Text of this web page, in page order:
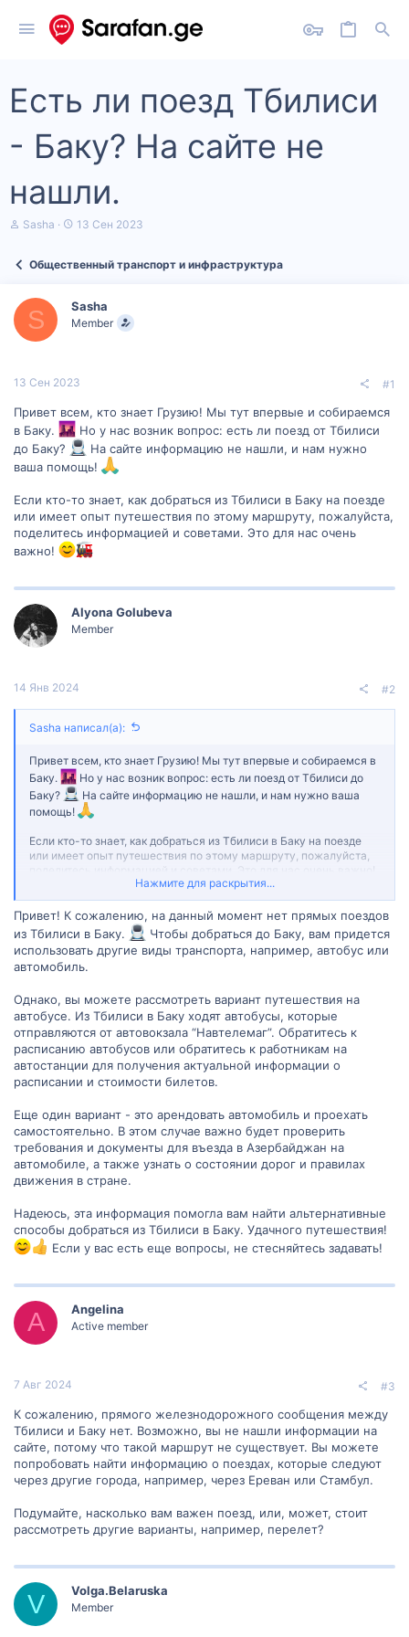
Есть ли поезд Тбилиси
- Баку? На сайте не
нашли.
А
т
м
ы
Sasha
Д
а
ч
а
13 Сен 2023
Общественный транспорт и инфраструктура
S Sasha
Member
13 Сен 2023 #1
Привет всем, кто знает Грузию! Мы тут впервые и собираемся
в Баку.
Но у нас возник вопрос: есть ли поезд от Тбилиси
до Баку?
На сайте информацию не нашли, и нам нужно
ваша помощь!
Если кто-то знает, как добраться из Тбилиси в Баку на поезде
или имеет опыт путешествия по этому маршруту, пожалуйста,
поделитесь информацией и советами. Это для нас очень
важно!
Alyona Golubeva
Member
14 Янв 2024 #2
Sasha написал(а):
Привет всем, кто знает Грузию! Мы тут впервые и собираемся в
Баку.
Но у нас возник вопрос: есть ли поезд от Тбилиси до
Баку?
На сайте информацию не нашли, и нам нужно ваша
помощь!
Если кто-то знает, как добраться из Тбилиси в Баку на поезде
или имеет опыт путешествия по этому маршруту, пожалуйста,
Нажмите для раскрытия...
Привет! К сожалению, на данный момент нет прямых поездов
из Тбилиси в Баку.
Чтобы добраться до Баку, вам придется
использовать другие виды транспорта, например, автобус или
автомобиль.
Однако, вы можете рассмотреть вариант путешествия на
автобусе. Из Тбилиси в Баку ходят автобусы, которые
отправляются от автовокзала “Навтелемаг”. Обратитесь к
расписанию автобусов или обратитесь к работникам на
автостанции для получения актуальной информации о
расписании и стоимости билетов.
Еще один вариант - это арендовать автомобиль и проехать
самостоятельно. В этом случае важно будет проверить
требования и документы для въезда в Азербайджан на
автомобиле, а также узнать о состоянии дорог и правилах
движения в стране.
Надеюсь, эта информация помогла вам найти альтернативные
способы добраться из Тбилиси в Баку. Удачного путешествия!
Если у вас есть еще вопросы, не стесняйтесь задавать!
A Angelina
Active member
7 Авг 2024 #3
К сожалению, прямого железнодорожного сообщения между
Тбилиси и Баку нет. Возможно, вы не нашли информации на
сайте, потому что такой маршрут не существует. Вы можете
попробовать найти информацию о поездах, которые следуют
через другие города, например, через Ереван или Стамбул.
Подумайте, насколько вам важен поезд, или, может, стоит
рассмотреть другие варианты, например, перелет?
V Volga.Belaruska
Member